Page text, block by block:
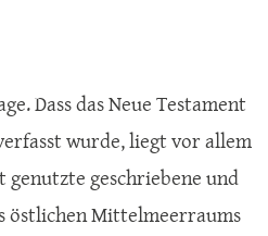
Dass das Neue Testament
wurde, liegt vor allem
genutzte geschriebene und
östlichen Mittelmeerraums